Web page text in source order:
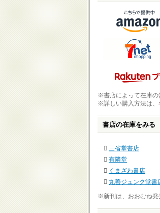
※書店によって在庫の
※詳しい購入方法は、
書店の在庫をみる
三省堂書店
有隣堂
くまざわ書店
丸善ジュンク堂書
※新刊は、おおむね発